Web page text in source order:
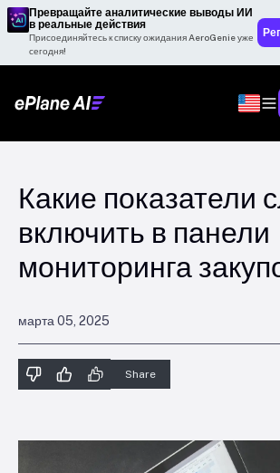
Превращайте аналитические выводы ИИ
в реальные действия
Присоединяйтесь к списку ожидания AeroGenie уже
сегодня!
Какие показатели
включить в панели
мониторинга
марта 05, 2025
Share